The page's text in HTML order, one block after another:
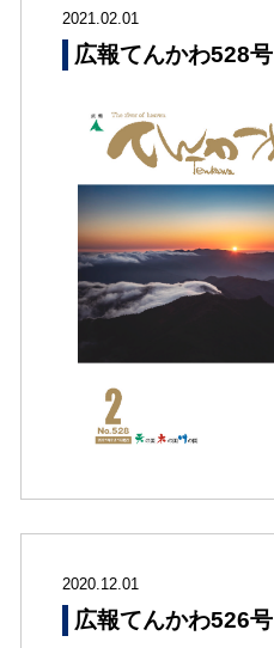
2021.02.01
広報てんかわ528号
2020.12.01
広報てんかわ526号